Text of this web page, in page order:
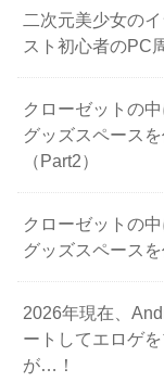
二次元美少女の
スト初心者のPC
クローゼットの
グッズスペース
（Part2）
クローゼットの
グッズスペース
2026年現在、
ートしてエロゲ
が…！